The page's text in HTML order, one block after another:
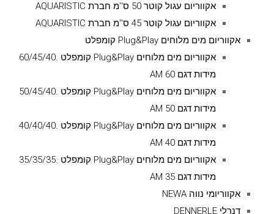
אקווריום עגול קוטר 50 ס''מ חברת AQUARISTIC
אקווריום עגול קוטר 45 ס''מ חברת AQUARISTIC
אקווריום מים מלוחים Plug&Play קומפלט
אקווריום מים מלוחים Plug&Play קומפלט .60/45/40
מידות דגם AM 60
אקווריום מים מלוחים Plug&Play קומפלט .50/45/40
מידות דגם AM 50
אקווריום מים מלוחים Plug&Play קומפלט .40/40/40
מידות דגם AM 40
אקווריום מים מלוחים Plug&Play קומפלט .35/35/35
מידות דגם AM 35
אקווריומי נווה NEWA
דנרלי DENNERLE